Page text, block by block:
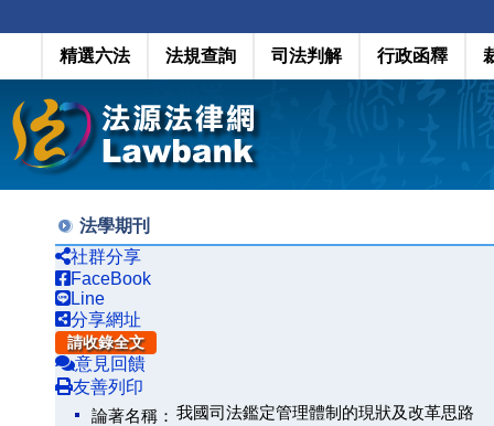
精選六法 法規查詢 司法判解 行政函釋
法學期刊
社群分享
FaceBook
Line
分享網址
請收錄全文
意見回饋
友善列印
論著名稱： 我國司法鑑定管理體制的現狀及改革思路